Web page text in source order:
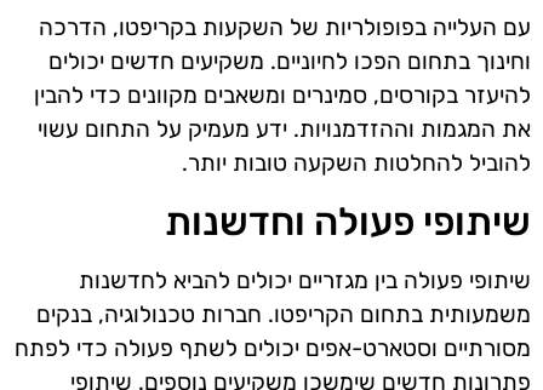
עם העלייה בפופולריות של השקעות בקריפטו, הדרכה
וחינוך בתחום הפכו לחיוניים. משקיעים חדשים יכולים
להיעזר בקורסים, סמינרים ומשאבים מקוונים כדי להבין
את המגמות וההזדמנויות. ידע מעמיק על התחום עשוי
להוביל להחלטות השקעה טובות יותר.
שיתופי פעולה וחדשנות
שיתופי פעולה בין מגזריים יכולים להביא לחדשנות
משמעותית בתחום הקריפטו. חברות טכנולוגיה, בנקים
מסורתיים וסטארט-אפים יכולים לשתף פעולה כדי לפתח
פתרונות חדשים שימשכו משקיעים נוספים. שיתופי